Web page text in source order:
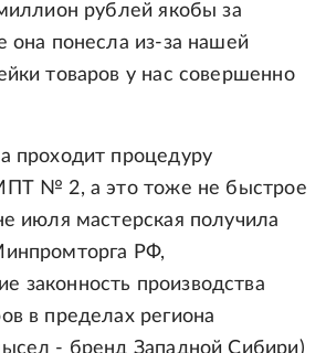
рублей якобы за
она понесла из-за нашей
товаров у нас совершенно
проходит процедуру
№ 2, а это тоже не быстрое
июля мастерская получила
РФ,
законность производства
в пределах региона
- бренд Западной Сибири)